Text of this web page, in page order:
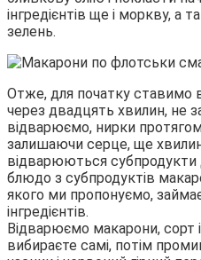
інгредієнтів ще і моркву, а
зелень.
Отже, для початку ставимо
через двадцять хвилин, не
відварюємо, нирки
залишаючи серце, ще
відварюються субпродукти
блюдо з субпродуктів
якого ми пропонуємо,
інгредієнтів.
Відварюємо макарони, сорт
вибираєте самі, потім